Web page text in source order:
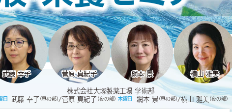
株式会社大塚製薬工場 学術部
日 武藤 幸子（昼の部）/菅原 真紀子（夜の部） 木曜日 網本 景（昼の部）/横山 雅美（夜の部）
武藤 幸子 菅原 真紀子 網本 景 横山 雅美
武藤 幸子 菅原 真紀子 網本 景 横山 雅美